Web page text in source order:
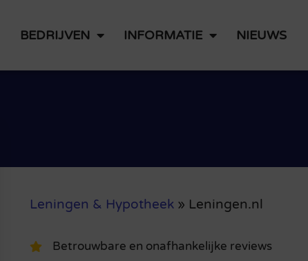
BEDRIJVEN INFORMATIE NIEUWS
Leningen & Hypotheek» Leningen.nl
Betrouwbare en onafhankelijke reviews